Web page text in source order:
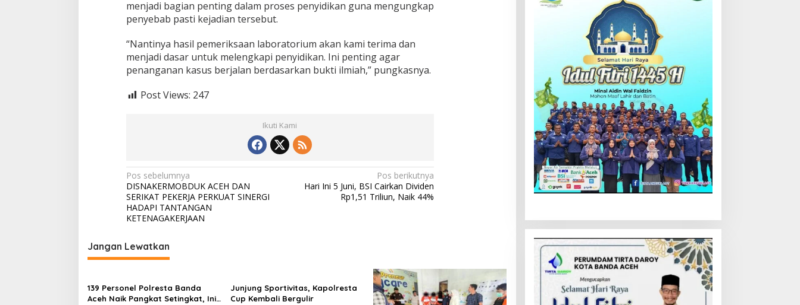
o
t
l
B
e
r
n
i
m
menjadi bagian penting dalam proses penyidikan guna mengungkap
penyebab pasti kejadian tersebut.
“Nantinya hasil pemeriksaan laboratorium akan kami terima dan
menjadi dasar untuk melengkapi penyidikan. Ini penting agar
penanganan kasus berjalan berdasarkan bukti ilmiah,” pungkasnya.
Post Views: 247
Ikuti Kami
N
a
v
i
g
a
i
Pos sebelumnya
DISNAKERMOBDUK ACEH DAN
SERIKAT PEKERJA PERKUAT SINERGI
HADAPI TANTANGAN
KETENAGAKERJAAN
Pos berikutnya
Hari Ini 5 Juni, BSI Cairkan Dividen
Rp1,51 Triliun, Naik 44%
Jangan Lewatkan
139 Personel Polresta Banda
Aceh Naik Pangkat Setingkat, Ini
Junjung Sportivitas, Kapolresta
Cup Kembali Bergulir